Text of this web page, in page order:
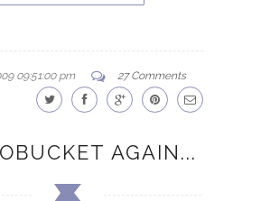
09:51:00 pm 27 Comments
AGAIN...